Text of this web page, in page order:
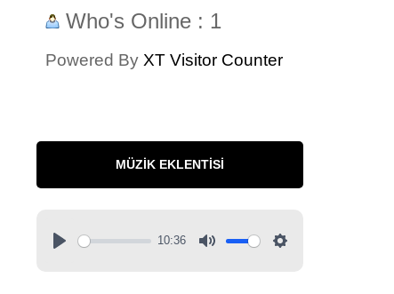
Who's Online : 1
Powered By XT Visitor Counter
MÜZIK EKLENTISI
10:36